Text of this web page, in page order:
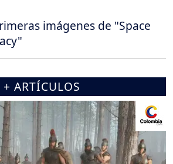
imágenes de "Space
+ ARTÍCULOS